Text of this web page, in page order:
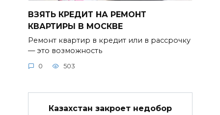
ВЗЯТЬ КРЕДИТ НА РЕМОНТ
КВАРТИРЫ В МОСКВЕ
Ремонт квартир в кредит или в рассрочку
— это возможность
0 503
Казахстан закроет недобор